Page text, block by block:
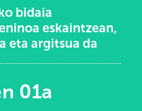
bidaia
eskaintzean,
eta argitsua da
01a